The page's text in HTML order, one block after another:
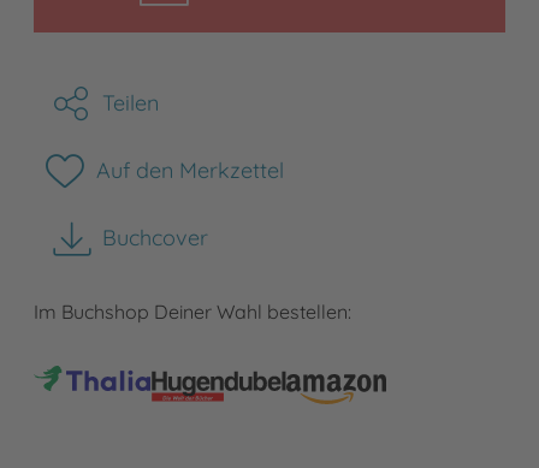
Teilen
Auf den Merkzettel
Buchcover
herunterladen
Im Buchshop Deiner Wahl bestellen: